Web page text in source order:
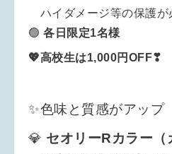
ハイダメージ等の保護が
🟢 各日限定1名様
💖高校生は1,000円OFF❣
✨色味と質感がアップ
💎 セオリーRカラー（